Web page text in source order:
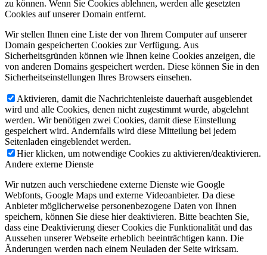
zu können. Wenn Sie Cookies ablehnen, werden alle gesetzten
Cookies auf unserer Domain entfernt.
Wir stellen Ihnen eine Liste der von Ihrem Computer auf unserer
Domain gespeicherten Cookies zur Verfügung. Aus
Sicherheitsgründen können wie Ihnen keine Cookies anzeigen, die
von anderen Domains gespeichert werden. Diese können Sie in den
Sicherheitseinstellungen Ihres Browsers einsehen.
Aktivieren, damit die Nachrichtenleiste dauerhaft ausgeblendet
wird und alle Cookies, denen nicht zugestimmt wurde, abgelehnt
werden. Wir benötigen zwei Cookies, damit diese Einstellung
gespeichert wird. Andernfalls wird diese Mitteilung bei jedem
Seitenladen eingeblendet werden.
Hier klicken, um notwendige Cookies zu aktivieren/deaktivieren.
Andere externe Dienste
Wir nutzen auch verschiedene externe Dienste wie Google
Webfonts, Google Maps und externe Videoanbieter. Da diese
Anbieter möglicherweise personenbezogene Daten von Ihnen
speichern, können Sie diese hier deaktivieren. Bitte beachten Sie,
dass eine Deaktivierung dieser Cookies die Funktionalität und das
Aussehen unserer Webseite erheblich beeinträchtigen kann. Die
Änderungen werden nach einem Neuladen der Seite wirksam.